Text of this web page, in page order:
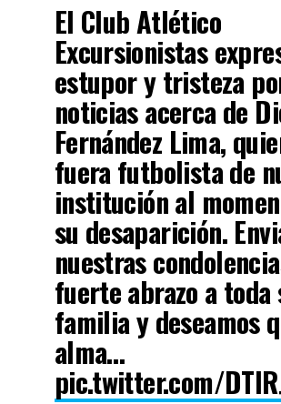
El Club Atlético
Excursionistas
estupor y tristeza
noticias acerca de
Fernández Lima,
fuera futbolista de
institución al
su desaparición.
nuestras
fuerte abrazo a toda
familia y deseamos
alma…
pic.twitter.com/